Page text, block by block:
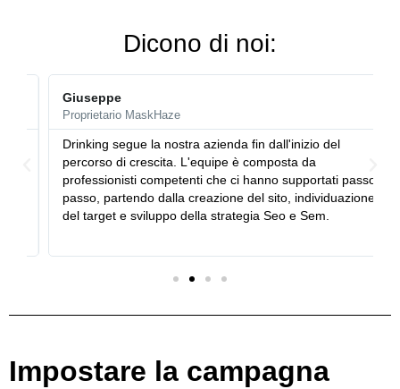
Dicono di noi:
Giuseppe
Proprietario MaskHaze
Drinking segue la nostra azienda fin dall'inizio del
percorso di crescita. L'equipe è composta da
professionisti competenti che ci hanno supportati passo
passo, partendo dalla creazione del sito, individuazione
del target e sviluppo della strategia Seo e Sem.
Impostare la campagna